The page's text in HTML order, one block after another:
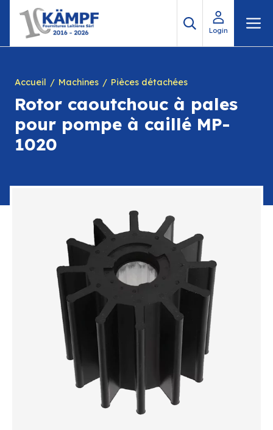
contenu
Login
Accueil Machines Pièces détachées
Rotor caoutchouc à pales
pour pompe à caillé MP-
1020